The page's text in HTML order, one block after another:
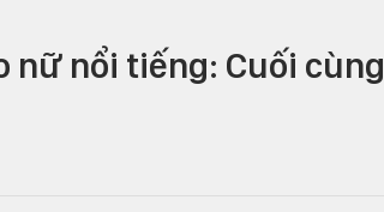
nữ nổi tiếng: Cuối cùng